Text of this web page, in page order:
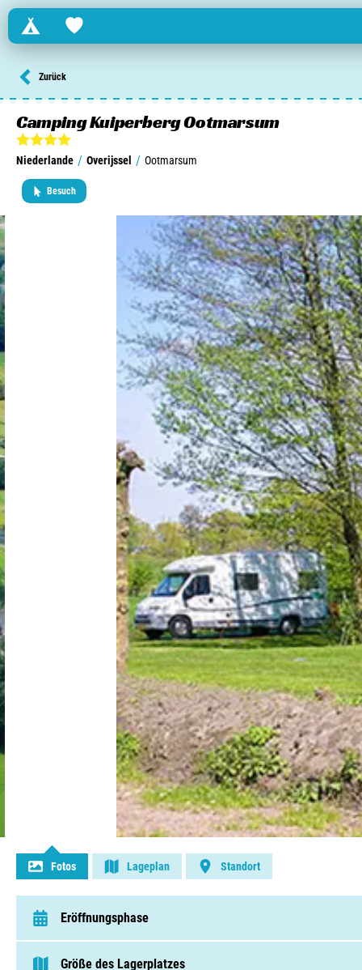
Campings Favorites
Finden Sie einen Campingplatz in ...
Niederlande
Belgien
Luxemburg
Informationen über ...
Nachrichten / Blog
Über Campingsucher
Häufig gestellte Fragen
Meinen Campingplatz anmelden
Zusammenarbeit / Werbung
Kontakt aufnehmen
Zurück
Camping Kuiperberg Ootmarsum
Niederlande / Overijssel / Ootmarsum
Besuch
Fotos Lageplan Standort
Eröffnungsphase
van 1 April t/m 16 Oktober
Größe des Lagerplatzes